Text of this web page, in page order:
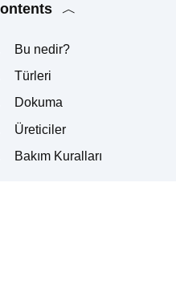
Bu nedir?
Türleri
Dokuma
Üreticiler
Bakım Kuralları